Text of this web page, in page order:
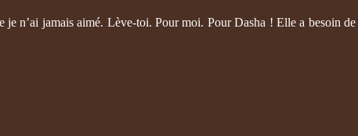
je n’ai jamais aimé. Lève-toi. Pour moi. Pour Dasha ! Elle a besoin